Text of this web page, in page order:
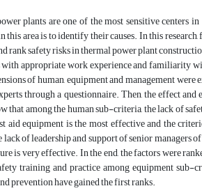
plants are one of the most sensitive
this area is to identify their causes. In this
rank safety risks in thermal power plant
with appropriate work experience and familiarity
of human, equipment and management
through a questionnaire. Then, the effect
that among the human sub-criteria, the lack of
aid equipment is the most effective and the
lack of leadership and support of senior managers
is very effective. In the end, the factors were
training and practice among equipment sub-
prevention have gained the first ranks.